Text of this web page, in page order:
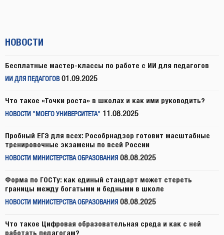
НОВОСТИ
Бесплатные мастер-классы по работе с ИИ для педагогов
ИИ ДЛЯ ПЕДАГОГОВ 01.09.2025
Что такое «Точки роста» в школах и как ими руководить?
НОВОСТИ "МОЕГО УНИВЕРСИТЕТА" 11.08.2025
Пробный ЕГЭ для всех: Рособрнадзор готовит масштабные
тренировочные экзамены по всей России
НОВОСТИ МИНИСТЕРСТВА ОБРАЗОВАНИЯ 08.08.2025
Форма по ГОСТу: как единый стандарт может стереть
границы между богатыми и бедными в школе
НОВОСТИ МИНИСТЕРСТВА ОБРАЗОВАНИЯ 08.08.2025
Что такое Цифровая образовательная среда и как с ней
работать педагогам?